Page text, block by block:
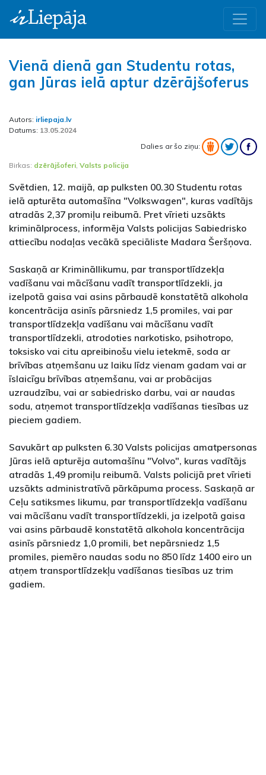
Vienā dienā gan Studentu rotas,
gan Jūras ielā aptur dzērājšoferus
Autors: irliepaja.lv
Datums: 13.05.2024
Dalies ar šo ziņu:
Birkas: dzērājšoferi Valsts policija
Svētdien, 12. maijā, ap pulksten 00.30 Studentu rotas
ielā apturēta automašīna "Volkswagen", kuras vadītājs
atradās 2,37 promiļu reibumā. Pret vīrieti uzsākts
kriminālprocess, informēja Valsts policijas Sabiedrisko
attiecību nodaļas vecākā speciāliste Madara Šeršņova.
Saskaņā ar Krimināllikumu, par transportlīdzekļa
vadīšanu vai mācīšanu vadīt transportlīdzekli, ja
izelpotā gaisa vai asins pārbaudē konstatētā alkohola
koncentrācija asinīs pārsniedz 1,5 promiles, vai par
transportlīdzekļa vadīšanu vai mācīšanu vadīt
transportlīdzekli, atrodoties narkotisko, psihotropo,
toksisko vai citu apreibinošu vielu ietekmē, soda ar
brīvības atņemšanu uz laiku līdz vienam gadam vai ar
īslaicīgu brīvības atņemšanu, vai ar probācijas
uzraudzību, vai ar sabiedrisko darbu, vai ar naudas
sodu, atņemot transportlīdzekļa vadīšanas tiesības uz
pieciem gadiem.
Savukārt ap pulksten 6.30 Valsts policijas amatpersonas
Jūras ielā apturēja automašīnu "Volvo", kuras vadītājs
atradās 1,49 promiļu reibumā. Valsts policijā pret vīrieti
uzsākts administratīvā pārkāpuma process. Saskaņā ar
Ceļu satiksmes likumu, par transportlīdzekļa vadīšanu
vai mācīšanu vadīt transportlīdzekli, ja izelpotā gaisa
vai asins pārbaudē konstatētā alkohola koncentrācija
asinīs pārsniedz 1,0 promili, bet nepārsniedz 1,5
promiles, piemēro naudas sodu no 850 līdz 1400 eiro un
atņem transportlīdzekļu vadīšanas tiesības uz trim
gadiem.